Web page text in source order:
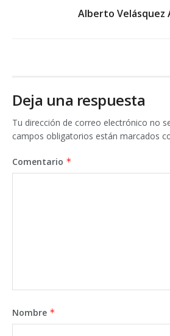
Alberto Velásquez
Deja una respuesta
Tu dirección de correo electrónico no
campos obligatorios están marcados
Comentario *
Nombre *